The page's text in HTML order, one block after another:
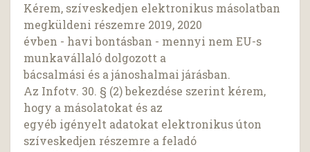
Kérem, szíveskedjen elektronikus másolatban
megküldeni részemre 2019, 2020
évben - havi bontásban - mennyi nem EU-s
munkavállaló dolgozott a
bácsalmási és a jánoshalmai járásban.
Az Infotv. 30. § (2) bekezdése szerint kérem,
hogy a másolatokat és az
egyéb igényelt adatokat elektronikus úton
szíveskedjen részemre a feladó